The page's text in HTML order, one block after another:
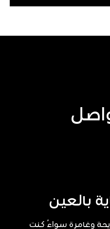
بالعين
وغامرة سواءً كنت